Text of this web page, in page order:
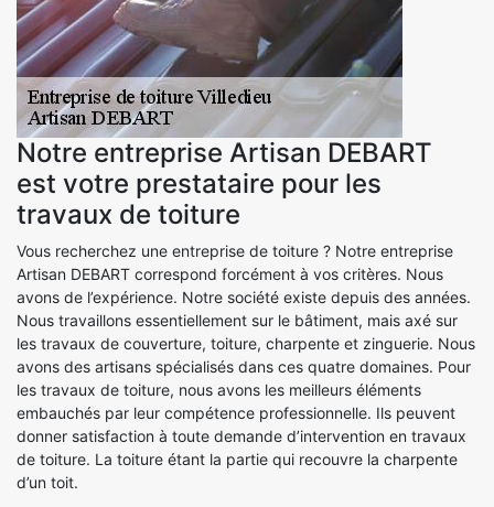
Notre entreprise Artisan DEBART
est votre prestataire pour les
travaux de toiture
Vous recherchez une entreprise de toiture ? Notre entreprise
Artisan DEBART correspond forcément à vos critères. Nous
avons de l’expérience. Notre société existe depuis des années.
Nous travaillons essentiellement sur le bâtiment, mais axé sur
les travaux de couverture, toiture, charpente et zinguerie. Nous
avons des artisans spécialisés dans ces quatre domaines. Pour
les travaux de toiture, nous avons les meilleurs éléments
embauchés par leur compétence professionnelle. Ils peuvent
donner satisfaction à toute demande d’intervention en travaux
de toiture. La toiture étant la partie qui recouvre la charpente
d’un toit.